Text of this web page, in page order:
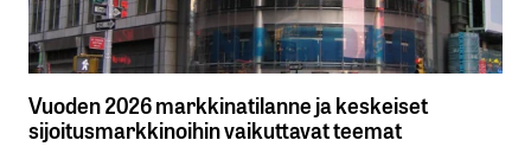
Vuoden 2026 markkinatilanne ja keskeiset
sijoitusmarkkinoihin vaikuttavat teemat